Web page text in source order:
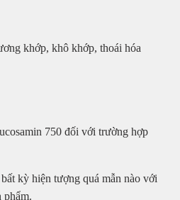
khớp, khô khớp, thoái hóa
750 đối với trường hợp
kỳ hiện tượng quá mẫn nào với
phẩm.